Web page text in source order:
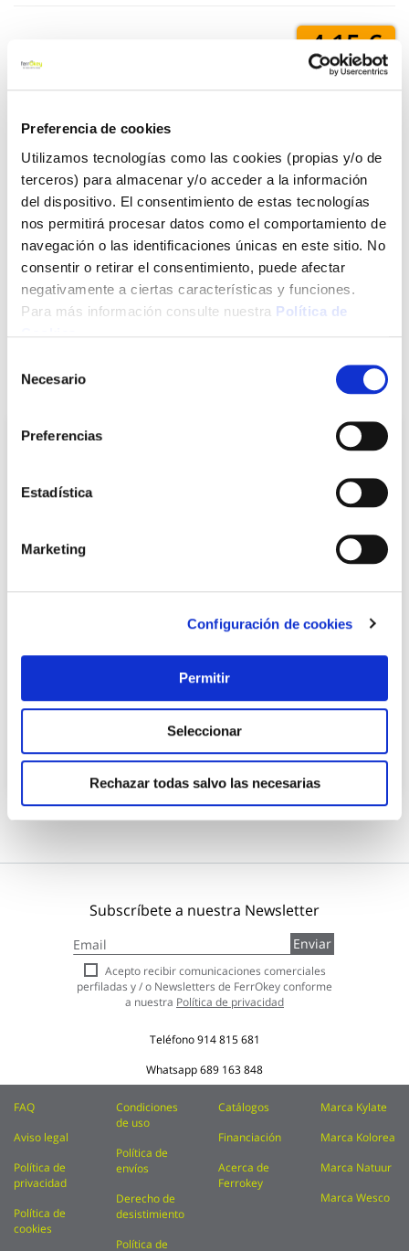
Preferencia de cookies
Utilizamos tecnologías como las cookies (propias y/o de
terceros) para almacenar y/o acceder a la información
del dispositivo. El consentimiento de estas tecnologías
nos permitirá procesar datos como el comportamiento de
navegación o las identificaciones únicas en este sitio. No
consentir o retirar el consentimiento, puede afectar
negativamente a ciertas características y funciones.
Para más información consulte nuestra Política de
Necesario
Preferencias
Estadística
Marketing
Configuración de cookies
Permitir
Seleccionar
Rechazar todas salvo las necesarias
4,15 €
Click&Collect - Recogida gratis
en nuestras tiendas
Envío a domicilio:
5 días hábiles
+ INFO
También te puede interesar
Pasador 970 zamak cromado ayr
7,16 €
Añadir al carrito
Subscríbete a nuestra Newsletter
a
nuestro
boletín
de
Enviar
Acepto recibir comunicaciones comerciales
perfiladas y / o Newsletters de FerrOkey conforme
a nuestra Política de privacidad
Teléfono914 815 681
Whatsapp689 163 848
FAQ
Aviso legal
Política de
privacidad
Política de
cookies
Condiciones
de uso
Política de
envíos
Derecho de
desistimiento
Política de
Catálogos
Financiación
Acerca de
Ferrokey
Marca Kylate
Marca Kolorea
Marca Natuur
Marca Wesco